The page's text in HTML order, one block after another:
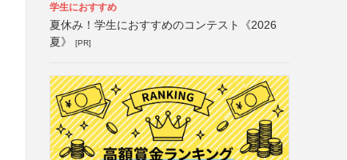
学生におすすめ
夏休み！学生におすすめのコンテスト《2026
夏》
[PR]